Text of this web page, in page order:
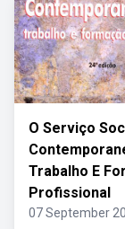
O Serviço
Trabalho E
Profissional
07 September